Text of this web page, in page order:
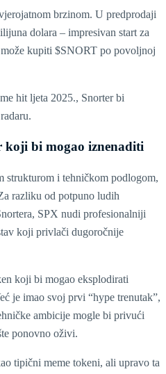
brzinom. U predprodaji
dolara – impresivan start za
kupiti $SNORT po povoljnoj
hit ljeta 2025., Snorter bi
koji bi mogao iznenaditi
strukturom i tehničkom podlogom,
razliku od potpuno ludih
SPX nudi profesionalniji
koji privlači dugoročnije
koji bi mogao eksplodirati
je imao svoj prvi “hype trenutak”,
ambicije mogle bi privući
ponovno oživi.
tipični meme tokeni, ali upravo ta